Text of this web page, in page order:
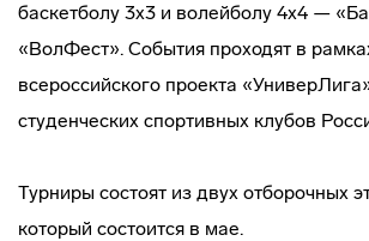
баскетболу 3х3 и волейболу 4х4 —
«ВолФест». События проходят в
всероссийского проекта
студенческих спортивных клубов
Турниры состоят из двух отборочных
который состоится в мае.